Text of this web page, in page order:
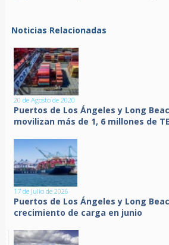
Noticias Relacionadas
20 de Agosto de 2020
Puertos de Los Ángeles y Long
movilizan más de 1, 6 millones de
17 de Julio de 2026
Puertos de Los Ángeles y Long
crecimiento de carga en junio